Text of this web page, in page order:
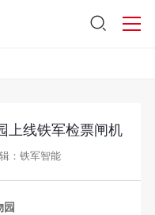
上线铁军检票闸机
：铁军智能
园